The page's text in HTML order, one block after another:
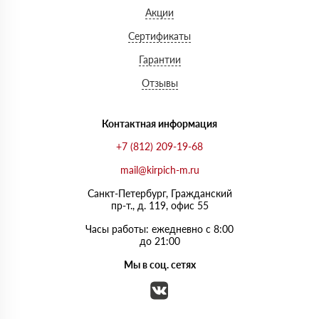
Акции
Сертификаты
Гарантии
Отзывы
Контактная информация
+7 (812) 209-19-68
mail@kirpich-m.ru
Санкт-Петербург, Граждaнский
пр-т., д. 119, офис 55
Часы работы: ежедневно с 8:00
до 21:00
Мы в соц. сетях